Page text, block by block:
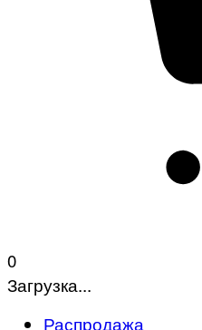
0
Загрузка...
Распродажа